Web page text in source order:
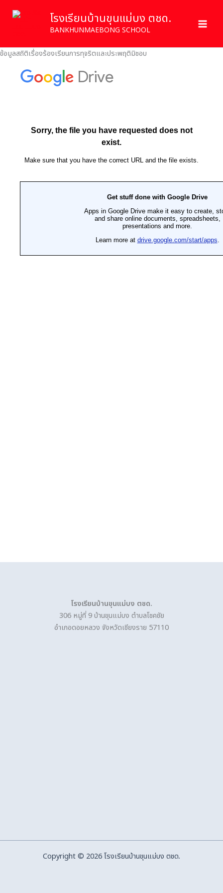
โรงเรียนบ้านขุนแม่บง ตชด.
BANKHUNMAEBONG SCHOOL
ข้อมูลสถิติเรื่องร้องเรียนการทุจริตและประพฤติมิชอบ
โรงเรียนบ้านขุนแม่บง ตชด.
306 หมู่ที่ 9 บ้านขุนแม่บง ตำบลโชคชัย
อำเภอดอยหลวง จังหวัดเชียงราย 57110
Copyright © 2026 โรงเรียนบ้านขุนแม่บง ตชด.